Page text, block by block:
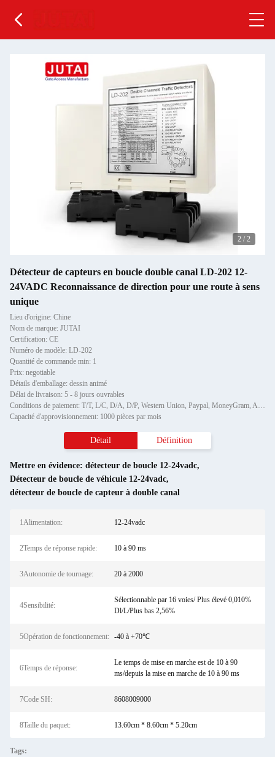
2 / 2
Détecteur de capteurs en boucle double canal LD-202 12-
24VADC Reconnaissance de direction pour une route à sens
unique
Lieu d'origine: Chine
Nom de marque: JUTAI
Certification: CE
Numéro de modèle: LD-202
Quantité de commande min: 1
Prix: negotiable
Détails d'emballage: dessin animé
Délai de livraison: 5 - 8 jours ouvrables
Conditions de paiement: T/T, L/C, D/A, D/P, Western Union, Paypal, MoneyGram, Alipay
Capacité d'approvisionnement: 1000 pièces par mois
Détail Définition
Mettre en évidence: détecteur de boucle 12-24vadc,
Détecteur de boucle de véhicule 12-24vadc,
détecteur de boucle de capteur à double canal
1Alimentation: 12-24vadc
2Temps de réponse rapide: 10 à 90 ms
3Autonomie de tournage: 20 à 2000
4Sensibilité:
Sélectionnable par 16 voies/ Plus élevé 0,010%
Dl/L/Plus bas 2,56%
5Opération de fonctionnement: -40 à +70℃
6Temps de réponse:
Le temps de mise en marche est de 10 à 90
ms/depuis la mise en marche de 10 à 90 ms
7Code SH: 8608009000
8Taille du paquet: 13.60cm * 8.60cm * 5.20cm
Tags: